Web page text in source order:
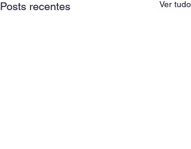
Posts recentes Ver tudo